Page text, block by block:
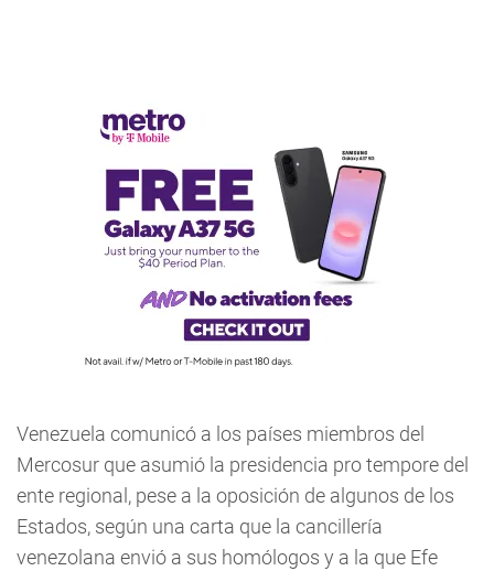
Venezuela comunicó a los países miembros del
Mercosur que asumió la presidencia pro tempore del
ente regional, pese a la oposición de algunos de los
Estados, según una carta que la cancillería
venezolana envió a sus homólogos y a la que Efe